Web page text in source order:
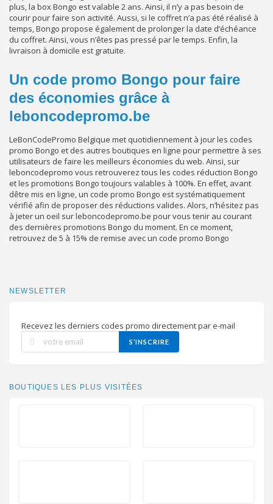
plus, la box Bongo est valable 2 ans. Ainsi, il n’y a pas besoin de
courir pour faire son activité. Aussi, si le coffret n’a pas été réalisé à
temps, Bongo propose également de prolonger la date d’échéance
du coffret. Ainsi, vous n’êtes pas pressé par le temps. Enfin, la
livraison à domicile est gratuite.
Un code promo Bongo pour faire
des économies grâce à
leboncodepromo.be
LeBonCodePromo Belgique met quotidiennement à jour les codes
promo Bongo et des autres boutiques en ligne pour permettre à ses
utilisateurs de faire les meilleurs économies du web. Ainsi, sur
leboncodepromo vous retrouverez tous les codes réduction Bongo
et les promotions Bongo toujours valables à 100%. En effet, avant
dêtre mis en ligne, un code promo Bongo est systématiquement
vérifié afin de proposer des réductions valides. Alors, n’hésitez pas
à jeter un oeil sur leboncodepromo.be pour vous tenir au courant
des dernières promotions Bongo du moment. En ce moment,
retrouvez de 5 à 15% de remise avec un code promo Bongo
NEWSLETTER
Recevez les derniers codes promo directement par e-mail
S’INSCRIRE
BOUTIQUES LES PLUS VISITÉES